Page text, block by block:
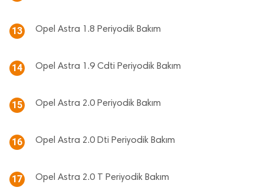
13 Opel Astra 1.8 Periyodik Bakım
14 Opel Astra 1.9 Cdti Periyodik Bakım
15 Opel Astra 2.0 Periyodik Bakım
16 Opel Astra 2.0 Dti Periyodik Bakım
17 Opel Astra 2.0 T Periyodik Bakım